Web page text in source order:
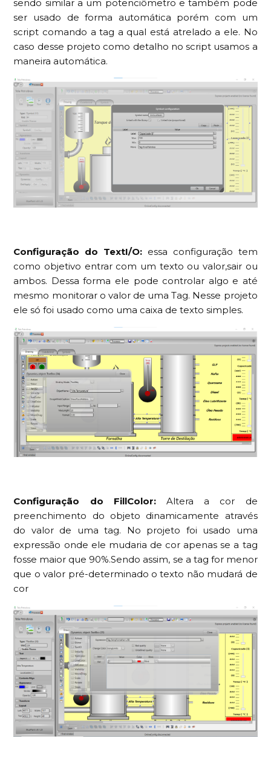
sendo similar a um potenciômetro e também pode
ser usado de forma automática porém com um
script comando a tag a qual está atrelado a ele. No
caso desse projeto como detalho no script usamos a
maneira automática.
Configuração do TextI/O: essa configuração tem
como objetivo entrar com um texto ou valor,sair ou
ambos. Dessa forma ele pode controlar algo e até
mesmo monitorar o valor de uma Tag. Nesse projeto
ele só foi usado como uma caixa de texto simples.
Configuração do FillColor:Altera a cor de
preenchimento do objeto dinamicamente através
do valor de uma tag. No projeto foi usado uma
expressão onde ele mudaria de cor apenas se a tag
fosse maior que 90%.Sendo assim, se a tag for menor
que o valor pré-determinado o texto não mudará de
cor